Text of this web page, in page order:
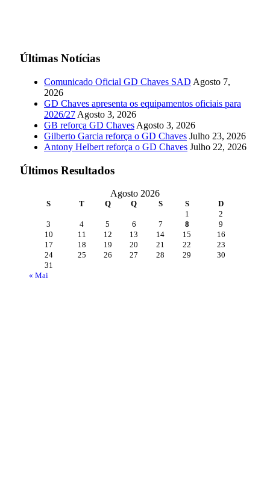
Últimas Notícias
Comunicado Oficial GD Chaves SAD Agosto 7,
2026
GD Chaves apresenta os equipamentos oficiais para
2026/27 Agosto 3, 2026
GB reforça GD Chaves Agosto 3, 2026
Gilberto Garcia reforça o GD Chaves Julho 23, 2026
Antony Helbert reforça o GD Chaves Julho 22, 2026
Últimos Resultados
Agosto 2026
S T Q Q S S D
« Mai
1
2
3
4 5 6 7 8
9
10
11 12 13 14 15
16
17
18 19 20 21 22
23
24
25 26 27 28 29
30
31